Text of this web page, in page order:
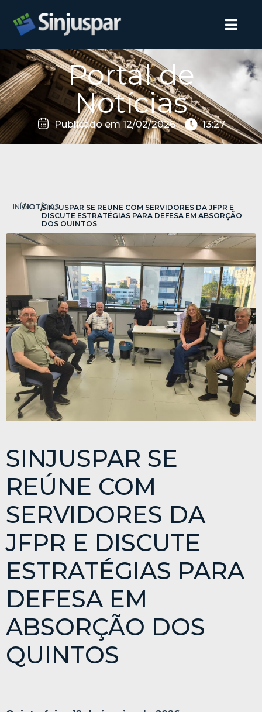
Portal de
Notícias
Publicado em12/02/2026 13:27
INÍCIO
/NOTÍCIAS
/SINJUSPAR SE REÚNE COM SERVIDORES DA JFPR E
DISCUTE ESTRATÉGIAS PARA DEFESA EM ABSORÇÃO
DOS QUINTOS
SINJUSPAR SE
REÚNE COM
SERVIDORES DA
JFPR E DISCUTE
ESTRATÉGIAS PARA
DEFESA EM
ABSORÇÃO DOS
QUINTOS